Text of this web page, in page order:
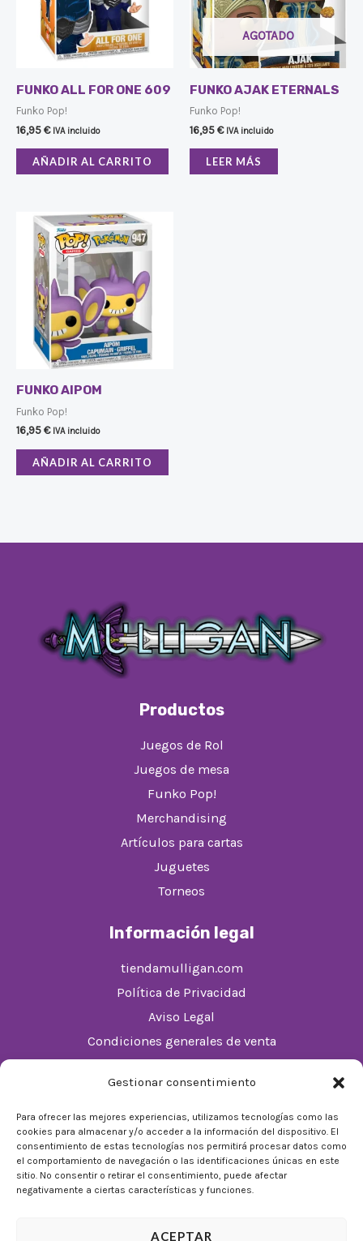
Gestionar consentimiento
Para ofrecer las mejores experiencias, utilizamos tecnologías como las
cookies para almacenar y/o acceder a la información del dispositivo. El
consentimiento de estas tecnologías nos permitirá procesar datos como
el comportamiento de navegación o las identificaciones únicas en este
sitio. No consentir o retirar el consentimiento, puede afectar
negativamente a ciertas características y funciones.
ACEPTAR
FUNKO ALL FOR ONE 609
Funko Pop!
16,95€ IVA incluido
AÑADIR AL CARRITO
AGOTADO
FUNKO AJAK ETERNALS
Funko Pop!
16,95€ IVA incluido
LEER MÁS
FUNKO AIPOM
Funko Pop!
16,95€ IVA incluido
AÑADIR AL CARRITO
Productos
Juegos de Rol
Juegos de mesa
Funko Pop!
Merchandising
Artículos para cartas
Juguetes
Torneos
Información legal
tiendamulligan.com
Política de Privacidad
Aviso Legal
Condiciones generales de venta
De Lunes a Domingos de 10:00 a 22:00
Festivos sujetos al horario del Málaga Factory